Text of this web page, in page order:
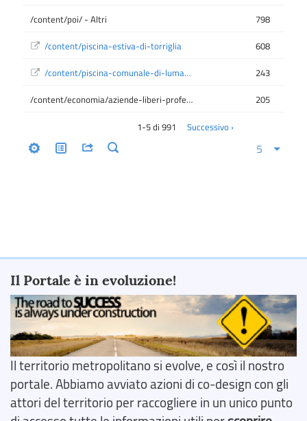
Il Portale è in evoluzione!
Il territorio metropolitano si evolve, e così il nostro
portale. Abbiamo avviato azioni di co-design con gli
attori del territorio per raccogliere in un unico punto